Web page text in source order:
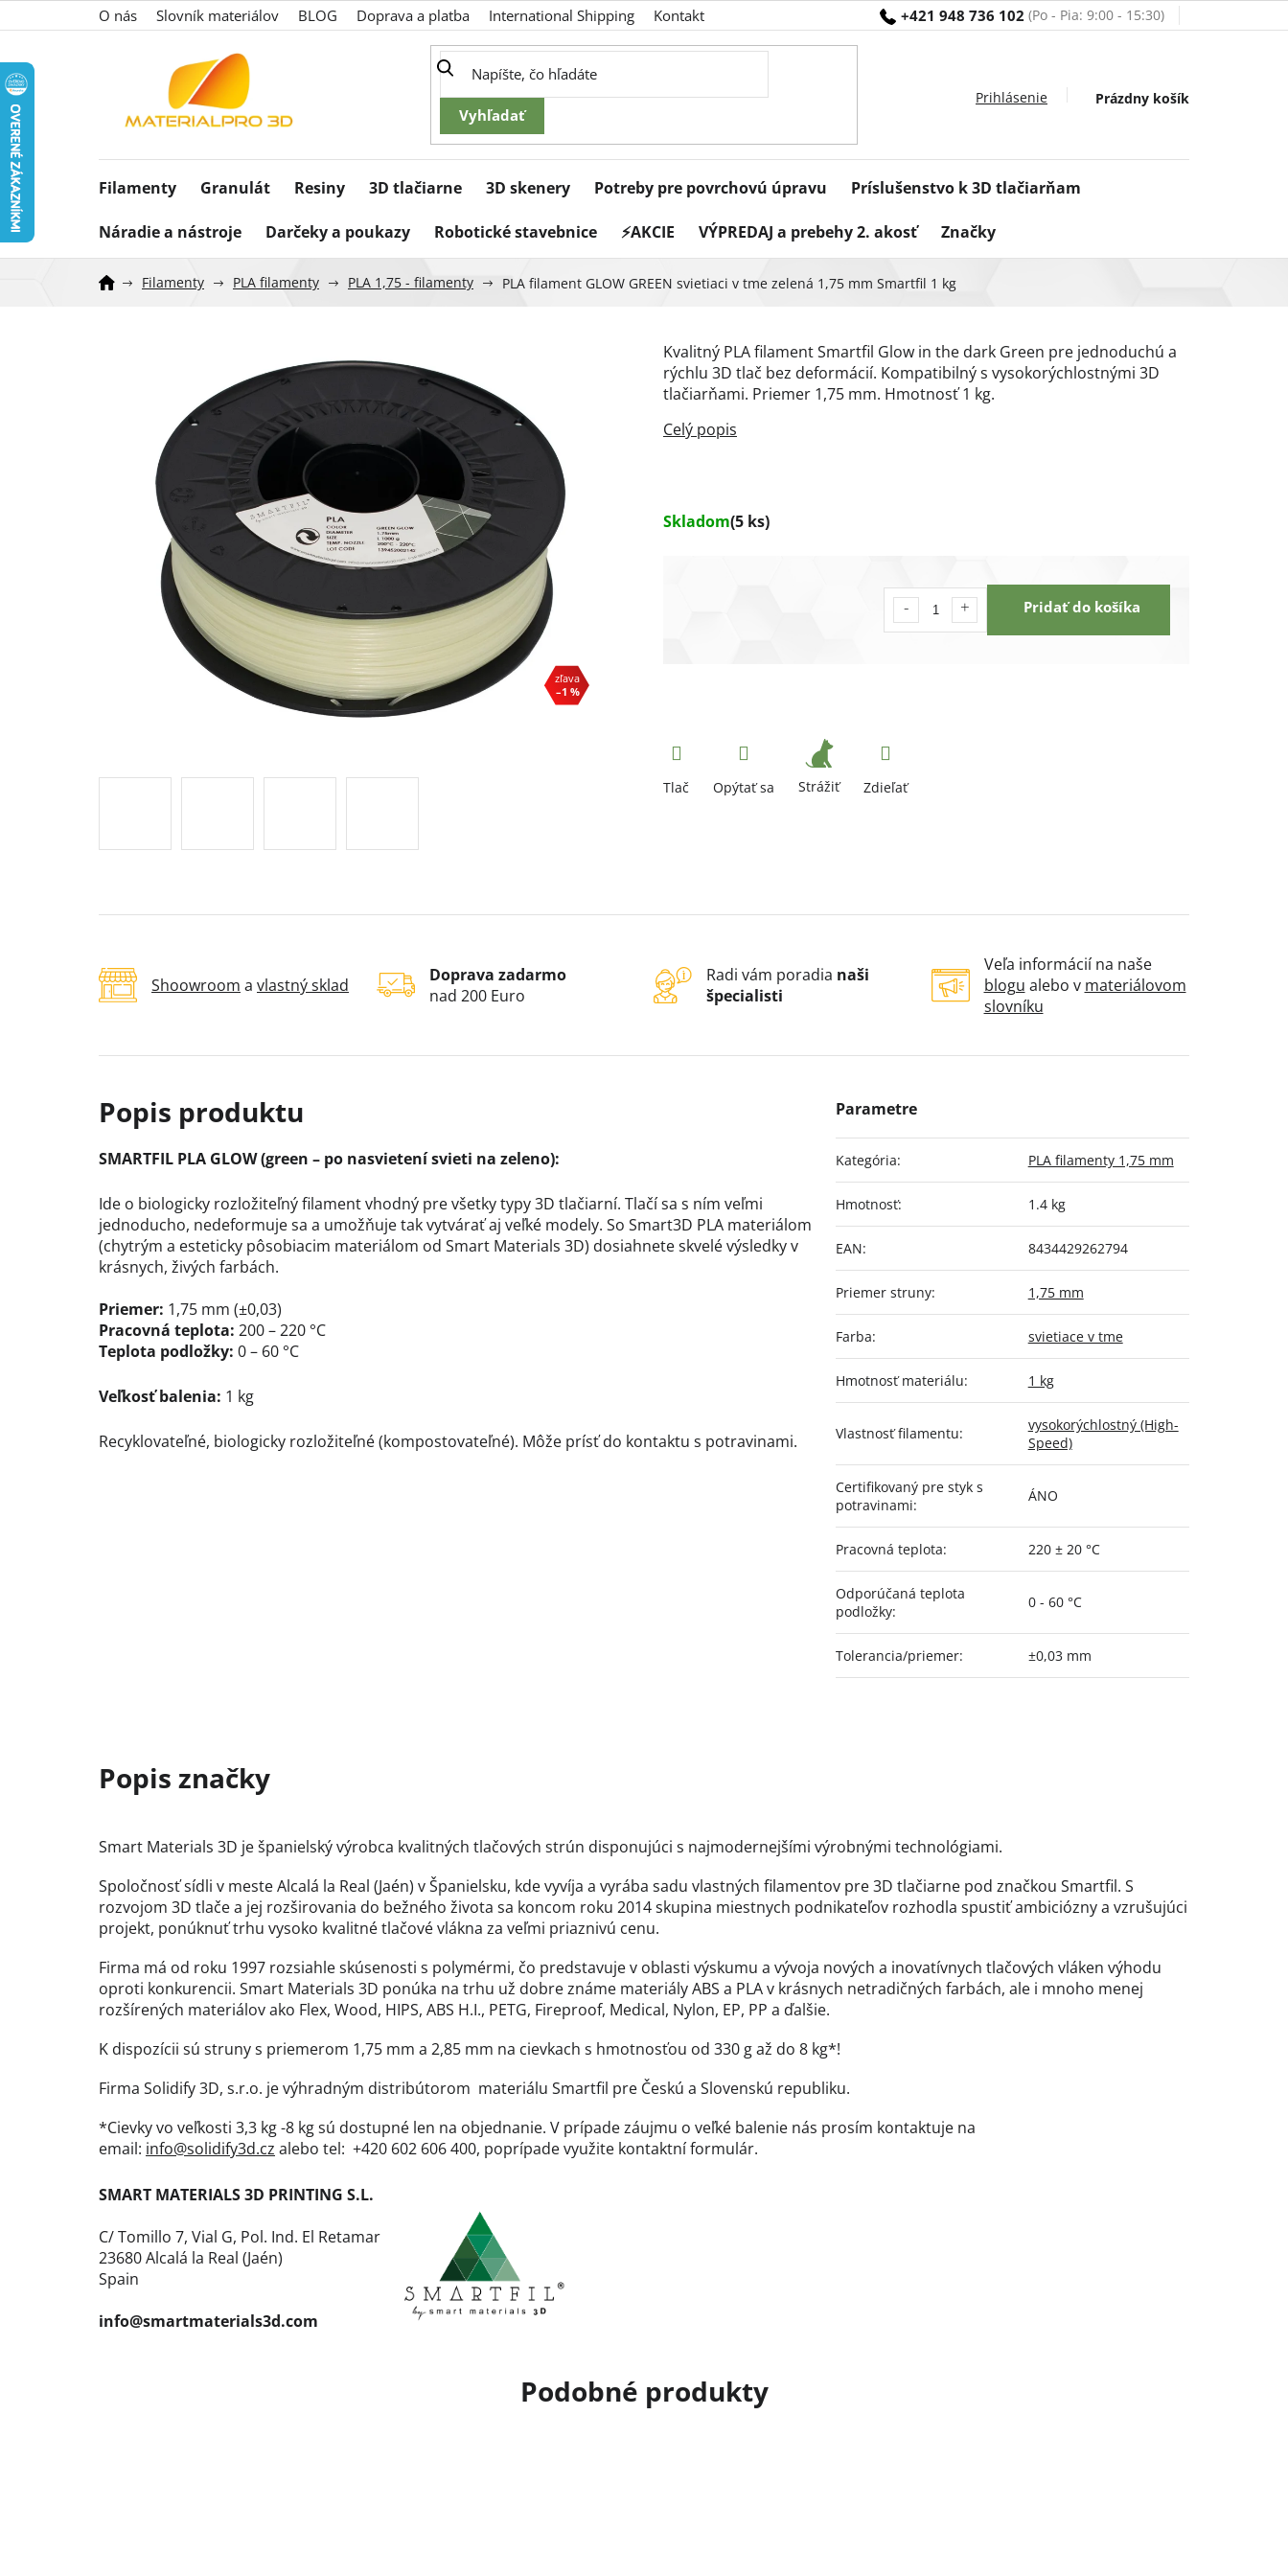
na
+421 948 736 102
O nás Slovník materiálov BLOG Doprava a platba International Shipping Kontakt
Nákupný
Prázdny košík
Filamenty Granulát Resiny 3D tlačiarne 3D skenery Potreby pre povrchovú úpravu Príslušenstvo k 3D tlačiarňam
Náradie a nástroje Darčeky a poukazy Robotické stavebnice ⚡AKCIE VÝPREDAJ a prebehy 2. akosť Značky
Filamenty PLA filamenty PLA 1,75 - filamenty PLA filament GLOW GREEN svietiaci v tme zelená 1,75 mm Smartfil 1 kg
–1 %
Skladom(5 ks)
Pridať do košíka
Kvalitný PLA filament Smartfil Glow in the dark Green pre jednoduchú a
rýchlu 3D tlač bez deformácií. Kompatibilný s vysokorýchlostnými 3D
tlačiarňami. Priemer 1,75 mm. Hmotnosť 1 kg.
Tlač Opýtať sa Strážiť Zdieľať
Shoowroom a vlastný sklad
Doprava zadarmo
nad 200 Euro
Radi vám poradia naši
špecialisti
Veľa informácií na naše
blogu alebo v materiálovom
slovníku
SMARTFIL PLA GLOW (green – po nasvietení svieti na zeleno):
Ide o biologicky rozložiteľný filament vhodný pre všetky typy 3D tlačiarní. Tlačí sa s ním veľmi
jednoducho, nedeformuje sa a umožňuje tak vytvárať aj veľké modely. So Smart3D PLA materiálom
(chytrým a esteticky pôsobiacim materiálom od Smart Materials 3D) dosiahnete skvelé výsledky v
krásnych, živých farbách.
Priemer: 1,75 mm (±0,03)
Pracovná teplota: 200 – 220 °C
Teplota podložky: 0 – 60 °C
Veľkosť balenia: 1 kg
Recyklovateľné, biologicky rozložiteľné (kompostovateľné). Môže prísť do kontaktu s potravinami.
Kategória: PLA filamenty 1,75 mm
Hmotnosť: 1.4 kg
EAN: 8434429262794
Priemer struny: 1,75 mm
Farba: svietiace v tme
Hmotnosť materiálu: 1 kg
Vlastnosť filamentu:
vysokorýchlostný (High-
Speed)
Certifikovaný pre styk s
potravinami:
ÁNO
Pracovná teplota: 220 ± 20 °C
Odporúčaná teplota
podložky:
0 - 60 °C
Tolerancia/priemer: ±0,03 mm
Smart Materials 3D je španielský výrobca kvalitných tlačových strún disponujúci s najmodernejšími výrobnými technológiami.
Spoločnosť sídli v meste Alcalá la Real (Jaén) v Španielsku, kde vyvíja a vyrába sadu vlastných filamentov pre 3D tlačiarne pod značkou Smartfil. S
rozvojom 3D tlače a jej rozširovania do bežného života sa koncom roku 2014 skupina miestnych podnikateľov rozhodla spustiť ambiciózny a vzrušujúci
projekt, ponúknuť trhu vysoko kvalitné tlačové vlákna za veľmi priaznivú cenu.
Firma má od roku 1997 rozsiahle skúsenosti s polymérmi, čo predstavuje v oblasti výskumu a vývoja nových a inovatívnych tlačových vláken výhodu
oproti konkurencii. Smart Materials 3D ponúka na trhu už dobre známe materiály ABS a PLA v krásnych netradičných farbách, ale i mnoho menej
rozšírených materiálov ako Flex, Wood, HIPS, ABS H.I., PETG, Fireproof, Medical, Nylon, EP, PP a ďalšie.
K dispozícii sú struny s priemerom 1,75 mm a 2,85 mm na cievkach s hmotnosťou od 330 g až do 8 kg*!
Firma Solidify 3D, s.r.o. je výhradným distribútorom materiálu Smartfil pre Českú a Slovenskú republiku.
*Cievky vo veľkosti 3,3 kg -8 kg sú dostupné len na objednanie. V prípade záujmu o veľké balenie nás prosím kontaktuje na
email: info@solidify3d.cz alebo tel: +420 602 606 400, poprípade využite kontaktní formulár.
SMART MATERIALS 3D PRINTING S.L.
C/ Tomillo 7, Vial G, Pol. Ind. El Retamar
23680 Alcalá la Real (Jaén)
Spain
info@smartmaterials3d.com